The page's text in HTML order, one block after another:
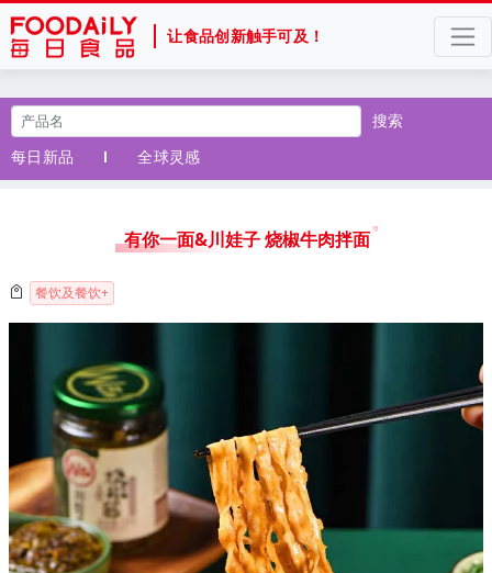
让食品创新触手可及！
搜索
每日新品
全球灵感
有你一面&川娃子 烧椒牛肉拌面
餐饮及餐饮+